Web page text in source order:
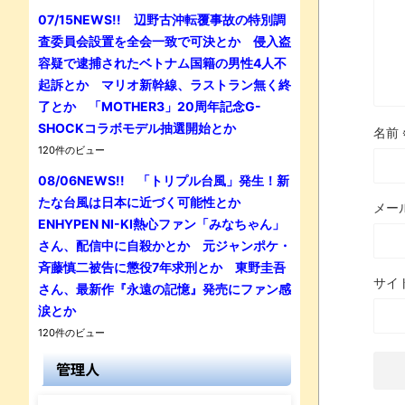
名前
メー
サイ
07/15NEWS!! 辺野古沖転覆事故の特別調
査委員会設置を全会一致で可決とか 侵入盗
容疑で逮捕されたベトナム国籍の男性4人不
起訴とか マリオ新幹線、ラストラン無く終
了とか 「MOTHER3」20周年記念G-
SHOCKコラボモデル抽選開始とか
120件のビュー
08/06NEWS!! 「トリプル台風」発生！新
たな台風は日本に近づく可能性とか
ENHYPEN NI-KI熱心ファン「みなちゃん」
さん、配信中に自殺かとか 元ジャンポケ・
斉藤慎二被告に懲役7年求刑とか 東野圭吾
さん、最新作『永遠の記憶』発売にファン感
涙とか
120件のビュー
管理人